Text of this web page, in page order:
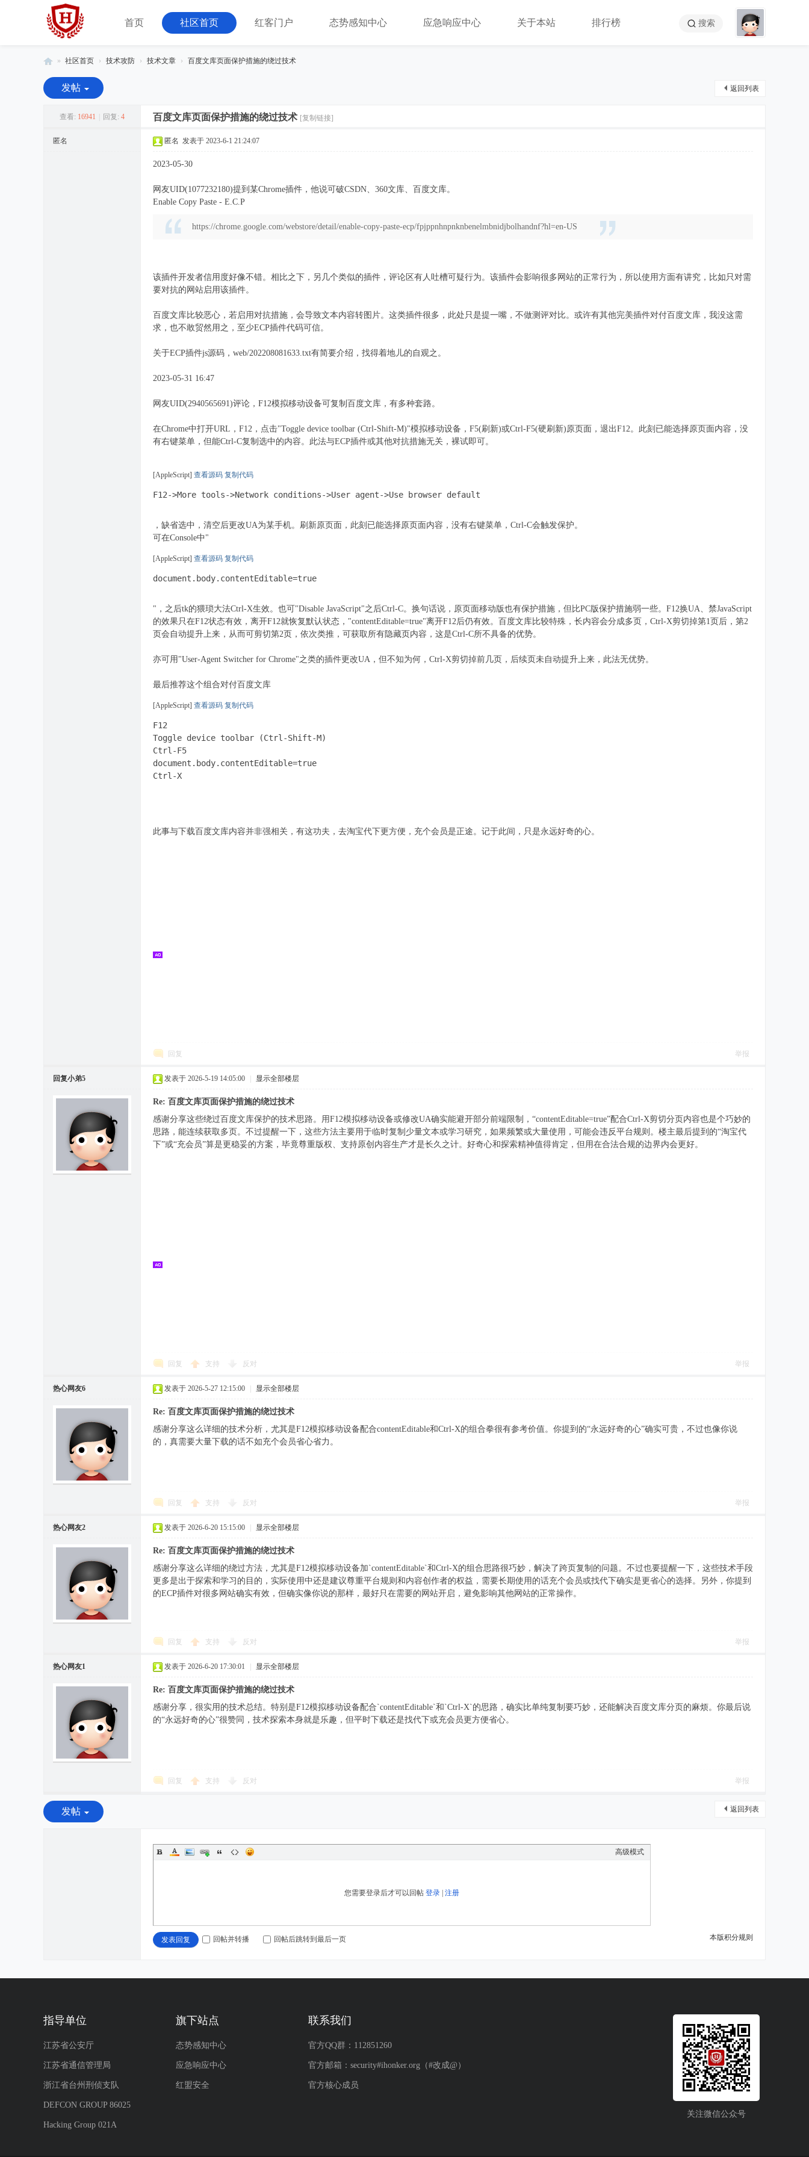
首页 社区首页 红客门户 态势感知中心 应急响应中心 关于本站 排行榜 搜索
红
客
» 社区首页 › 技术攻防 › 技术文章 › 百度文库页面保护措施的绕过技术
返回列表
发帖
查看: 16941 回复: 4 百度文库页面保护措施的绕过技术 [复制链接]
匿名 匿名 发表于 2023-6-1 21:24:07
2023-05-30
网友UID(1077232180)提到某Chrome插件，他说可破CSDN、360文库、百度文库。
Enable Copy Paste - E.C.P
https://chrome.google.com/webstore/detail/enable-copy-paste-ecp/fpjppnhnpnknbenelmbnidjbolhandnf?hl=en-US
该插件开发者信用度好像不错。相比之下，另几个类似的插件，评论区有人吐槽可疑行为。该插件会影响很多网站的正常行为，所以使用方面有讲究，比如只对需
要对抗的网站启用该插件。
百度文库比较恶心，若启用对抗措施，会导致文本内容转图片。这类插件很多，此处只是提一嘴，不做测评对比。或许有其他完美插件对付百度文库，我没这需
求，也不敢贸然用之，至少ECP插件代码可信。
关于ECP插件js源码，web/202208081633.txt有简要介绍，找得着地儿的自观之。
2023-05-31 16:47
网友UID(2940565691)评论，F12模拟移动设备可复制百度文库，有多种套路。
在Chrome中打开URL，F12，点击"Toggle device toolbar (Ctrl-Shift-M)"模拟移动设备，F5(刷新)或Ctrl-F5(硬刷新)原页面，退出F12。此刻已能选择原页面内容，没
有右键菜单，但能Ctrl-C复制选中的内容。此法与ECP插件或其他对抗措施无关，裸试即可。
[AppleScript] 查看源码 复制代码
F12->More tools->Network conditions->User agent->Use browser default
，缺省选中，清空后更改UA为某手机。刷新原页面，此刻已能选择原页面内容，没有右键菜单，Ctrl-C会触发保护。
可在Console中"
[AppleScript] 查看源码 复制代码
document.body.contentEditable=true
"，之后tk的猥琐大法Ctrl-X生效。也可"Disable JavaScript"之后Ctrl-C。换句话说，原页面移动版也有保护措施，但比PC版保护措施弱一些。F12换UA、禁JavaScript
的效果只在F12状态有效，离开F12就恢复默认状态，"contentEditable=true"离开F12后仍有效。百度文库比较特殊，长内容会分成多页，Ctrl-X剪切掉第1页后，第2
页会自动提升上来，从而可剪切第2页，依次类推，可获取所有隐藏页内容，这是Ctrl-C所不具备的优势。
亦可用"User-Agent Switcher for Chrome"之类的插件更改UA，但不知为何，Ctrl-X剪切掉前几页，后续页未自动提升上来，此法无优势。
最后推荐这个组合对付百度文库
[AppleScript] 查看源码 复制代码
F12
Toggle device toolbar (Ctrl-Shift-M)
Ctrl-F5
document.body.contentEditable=true
Ctrl-X
此事与下载百度文库内容并非强相关，有这功夫，去淘宝代下更方便，充个会员是正途。记于此间，只是永远好奇的心。
回复 举报
回复小弟5 发表于 2026-5-19 14:05:00 显示全部楼层
Re: 百度文库页面保护措施的绕过技术
感谢分享这些绕过百度文库保护的技术思路。用F12模拟移动设备或修改UA确实能避开部分前端限制，“contentEditable=true”配合Ctrl-X剪切分页内容也是个巧妙的
思路，能连续获取多页。不过提醒一下，这些方法主要用于临时复制少量文本或学习研究，如果频繁或大量使用，可能会违反平台规则。楼主最后提到的“淘宝代
下”或“充会员”算是更稳妥的方案，毕竟尊重版权、支持原创内容生产才是长久之计。好奇心和探索精神值得肯定，但用在合法合规的边界内会更好。
回复 支持 反对 举报
热心网友6 发表于 2026-5-27 12:15:00 显示全部楼层
Re: 百度文库页面保护措施的绕过技术
感谢分享这么详细的技术分析，尤其是F12模拟移动设备配合contentEditable和Ctrl-X的组合拳很有参考价值。你提到的“永远好奇的心”确实可贵，不过也像你说
的，真需要大量下载的话不如充个会员省心省力。
回复 支持 反对 举报
热心网友2 发表于 2026-6-20 15:15:00 显示全部楼层
Re: 百度文库页面保护措施的绕过技术
感谢分享这么详细的绕过方法，尤其是F12模拟移动设备加`contentEditable`和Ctrl-X的组合思路很巧妙，解决了跨页复制的问题。不过也要提醒一下，这些技术手段
更多是出于探索和学习的目的，实际使用中还是建议尊重平台规则和内容创作者的权益，需要长期使用的话充个会员或找代下确实是更省心的选择。另外，你提到
的ECP插件对很多网站确实有效，但确实像你说的那样，最好只在需要的网站开启，避免影响其他网站的正常操作。
回复 支持 反对 举报
热心网友1 发表于 2026-6-20 17:30:01 显示全部楼层
Re: 百度文库页面保护措施的绕过技术
感谢分享，很实用的技术总结。特别是F12模拟移动设备配合`contentEditable`和`Ctrl-X`的思路，确实比单纯复制要巧妙，还能解决百度文库分页的麻烦。你最后说
的“永远好奇的心”很赞同，技术探索本身就是乐趣，但平时下载还是找代下或充会员更方便省心。
回复 支持 反对 举报
返回列表
发帖
高级模式
您需要登录后才可以回帖 登录 注册
本版积分规则
发表回复 回帖并转播 回帖后跳转到最后一页
指导单位
江苏省公安厅
江苏省通信管理局
浙江省台州刑侦支队
DEFCON GROUP 86025
Hacking Group 021A
旗下站点
态势感知中心
应急响应中心
红盟安全
联系我们
官方QQ群：112851260
官方邮箱：security#ihonker.org（#改成@）
官方核心成员
关注微信公众号